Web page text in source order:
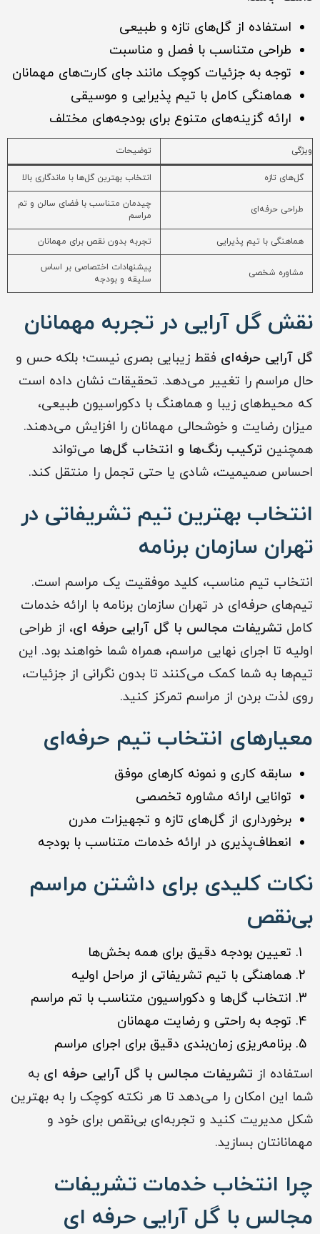
استفاده از گل‌های تازه و طبیعی
طراحی متناسب با فصل و مناسبت
توجه به جزئیات کوچک مانند جای کارت‌های مهمانان
هماهنگی کامل با تیم پذیرایی و موسیقی
ارائه گزینه‌های متنوع برای بودجه‌های مختلف
ویژگی توضیحات
گل‌های تازه انتخاب بهترین گل‌ها با ماندگاری بالا
طراحی حرفه‌ای
چیدمان متناسب با فضای سالن و تم
مراسم
هماهنگی با تیم پذیرایی تجربه بدون نقص برای مهمانان
مشاوره شخصی
پیشنهادات اختصاصی بر اساس
سلیقه و بودجه
نقش گل آرایی در تجربه مهمانان
گل آرایی حرفه‌ای فقط زیبایی بصری نیست؛ بلکه حس و
حال مراسم را تغییر می‌دهد. تحقیقات نشان داده است
که محیط‌های زیبا و هماهنگ با دکوراسیون طبیعی،
میزان رضایت و خوشحالی مهمانان را افزایش می‌دهند.
همچنین ترکیب رنگ‌ها و انتخاب گل‌ها می‌تواند
احساس صمیمیت، شادی یا حتی تجمل را منتقل کند.
انتخاب بهترین تیم تشریفاتی در
تهران سازمان برنامه
انتخاب تیم مناسب، کلید موفقیت یک مراسم است.
تیم‌های حرفه‌ای در تهران سازمان برنامه با ارائه خدمات
کامل تشریفات مجالس با گل آرایی حرفه ای، از طراحی
اولیه تا اجرای نهایی مراسم، همراه شما خواهند بود. این
تیم‌ها به شما کمک می‌کنند تا بدون نگرانی از جزئیات،
روی لذت بردن از مراسم تمرکز کنید.
معیارهای انتخاب تیم حرفه‌ای
سابقه کاری و نمونه کارهای موفق
توانایی ارائه مشاوره تخصصی
برخورداری از گل‌های تازه و تجهیزات مدرن
انعطاف‌پذیری در ارائه خدمات متناسب با بودجه
نکات کلیدی برای داشتن مراسم
بی‌نقص
تعیین بودجه دقیق برای همه بخش‌ها
هماهنگی با تیم تشریفاتی از مراحل اولیه
انتخاب گل‌ها و دکوراسیون متناسب با تم مراسم
توجه به راحتی و رضایت مهمانان
برنامه‌ریزی زمان‌بندی دقیق برای اجرای مراسم
استفاده از تشریفات مجالس با گل آرایی حرفه ای به
شما این امکان را می‌دهد تا هر نکته کوچک را به بهترین
شکل مدیریت کنید و تجربه‌ای بی‌نقص برای خود و
مهمانانتان بسازید.
چرا انتخاب خدمات تشریفات
مجالس با گل آرایی حرفه ای